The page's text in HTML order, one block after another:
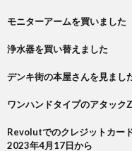
モニターアームを買いました
浄水器を買い替えました
デンキ街の本屋さんを見まし
ワンハンドタイプのアタック
Revolutでのクレジットカー
2023年4月17日から